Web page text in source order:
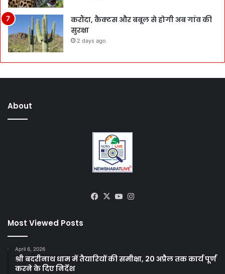
करौंदा, कैक्टस और बबूल से होगी अब गांव की
सुरक्षा
2 days ago
About
Facebook
X YouTube
Most Viewed Posts
April 6, 2026
श्री बदरीनाथ धाम में तैयारियों की समीक्षा, 20 अप्रैल तक कार्य पूर्ण
करने के दिए निर्देश